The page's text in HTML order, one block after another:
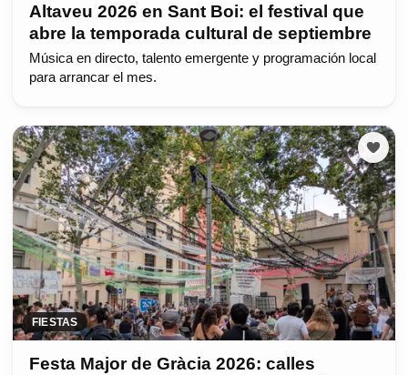
Altaveu 2026 en Sant Boi: el festival que
abre la temporada cultural de septiembre
Música en directo, talento emergente y programación local
para arrancar el mes.
FIESTAS
Festa Major de Gràcia 2026: calles